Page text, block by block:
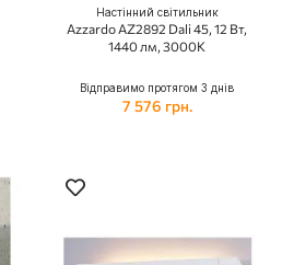
Настінний світильник
Azzardo AZ2892 Dali 45, 12 Вт,
1440 лм, 3000K
Відправимо протягом 3 днів
7 576 грн.